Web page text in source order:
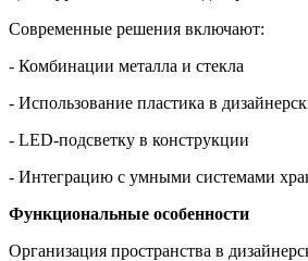
Современные решения включают:
- Комбинации металла и стекла
- Использование пластика в
- LED-подсветку в конструкции
- Интеграцию с умными системами
Функциональные особенности
Организация пространства в